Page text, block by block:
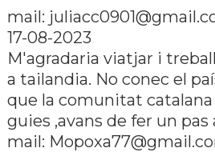
mail:
17-08-2023
M'agradaria viatjar i
a tailandia. No conec el
que la comunitat
guies ,avans de fer un pas
mail: